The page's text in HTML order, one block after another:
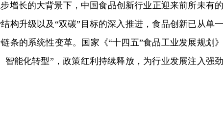
增长的大背景下，中国食品创新行业正迎来前所未有的
构升级以及“双碳”目标的深入推进，食品创新已从单一
条的系统性变革。国家《“十四五”食品工业发展规划》
能化转型”，政策红利持续释放，为行业发展注入强劲